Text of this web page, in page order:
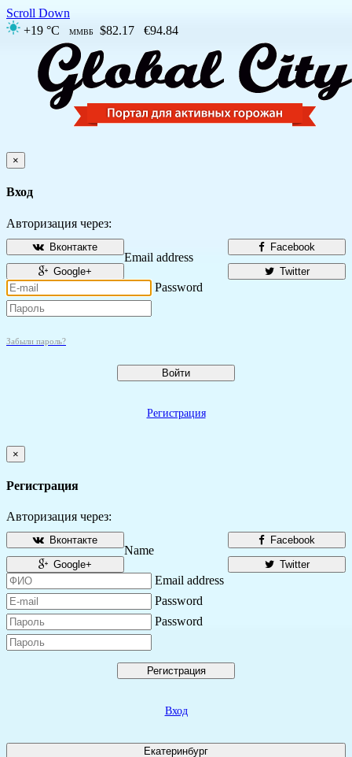
Scroll Down
+19 °C
ММВБ $82.17 €94.84
×
Вход
Авторизация через:
Facebook
Вконтакте
Twitter
Google+
Email address
Password
Забыли пароль?
Войти
Регистрация
×
Регистрация
Авторизация через:
Facebook
Вконтакте
Twitter
Google+
Name
Email address
Password
Password
Регистрация
Вход
Екатеринбург